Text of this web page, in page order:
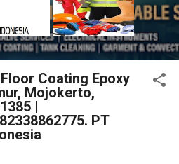
Coating Epoxy
Mojokerto,
|
PT